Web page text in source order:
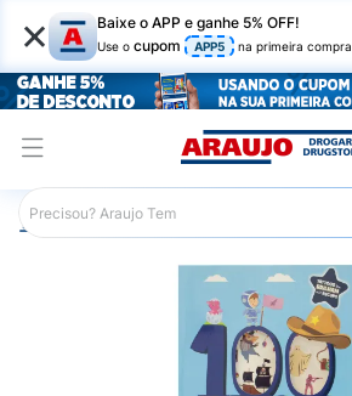
× Baixe o APP e ganhe 5% OFF!
Use o cupom APP5 na primeira compra
Araujo Mercado